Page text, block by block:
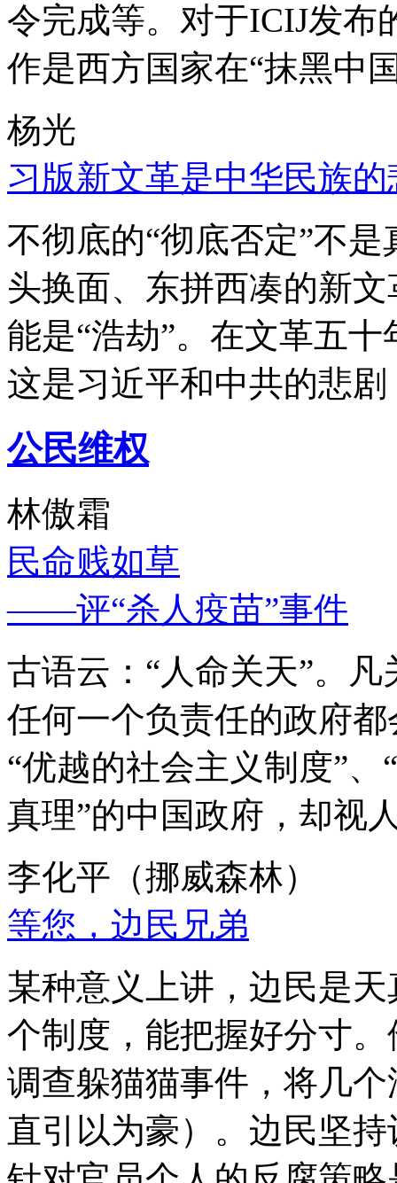
令完成等。对于ICIJ发布
作是西方国家在“抹黑中
杨光
习版新文革是中华民族的
不彻底的“彻底否定”不
头换面、东拼西凑的新
能是“浩劫”。在文革五
这是习近平和中共的悲
公民维权
林傲霜
民命贱如草
——评“杀人疫苗”事件
古语云：“人命关天”。
任何一个负责任的政府
“优越的社会主义制度”
真理”的中国政府，却视
李化平（挪威森林）
等您，边民兄弟
某种意义上讲，边民是
个制度，能把握好分寸
调查躲猫猫事件，将几
直引以为豪）。边民坚